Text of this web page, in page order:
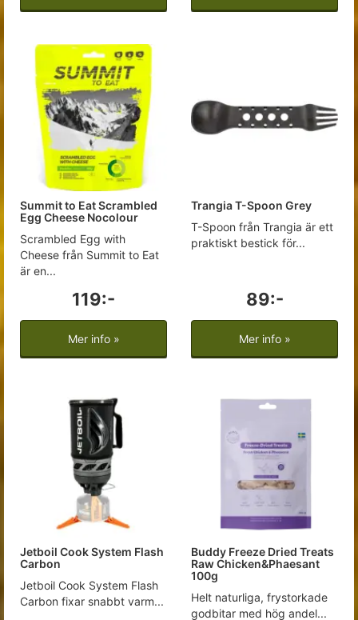
Summit to Eat Scrambled
Egg Cheese Nocolour
Scrambled Egg with
Cheese från Summit to Eat
är en...
119:-
Mer info »
Trangia T-Spoon Grey
T-Spoon från Trangia är ett
praktiskt bestick för...
89:-
Mer info »
Jetboil Cook System Flash
Carbon
Jetboil Cook System Flash
Carbon fixar snabbt varm...
Buddy Freeze Dried Treats
Raw Chicken&Phaesant
100g
Helt naturliga, frystorkade
godbitar med hög andel...